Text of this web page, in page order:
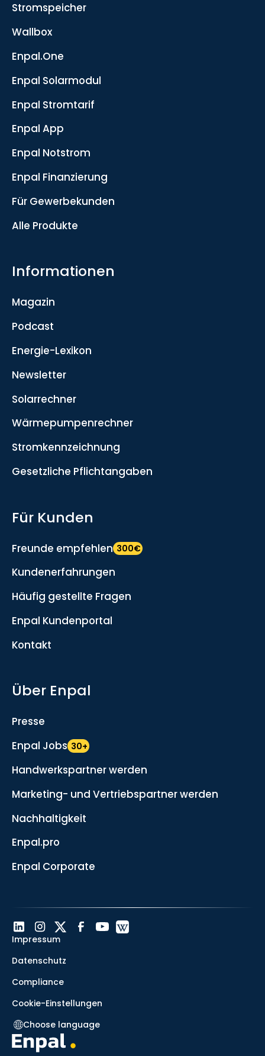
Stromspeicher
Wallbox
Enpal.One
Enpal Solarmodul
Enpal Stromtarif
Enpal App
Enpal Notstrom
Enpal Finanzierung
Für Gewerbekunden
Alle Produkte
Informationen
Magazin
Podcast
Energie-Lexikon
Newsletter
Solarrechner
Wärmepumpenrechner
Stromkennzeichnung
Gesetzliche Pflichtangaben
Für Kunden
Freunde empfehlen 300€
Kundenerfahrungen
Häufig gestellte Fragen
Enpal Kundenportal
Kontakt
Über Enpal
Presse
Enpal Jobs 30+
Handwerkspartner werden
Marketing- und Vertriebspartner werden
Nachhaltigkeit
Enpal.pro
Enpal Corporate
Impressum
Datenschutz
Compliance
Cookie-Einstellungen
Choose language